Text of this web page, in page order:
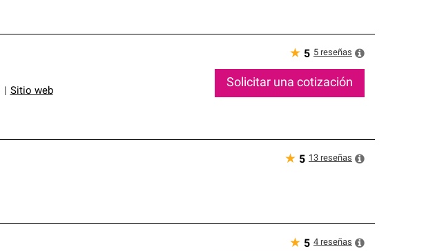
Sitio web
★ 5 5 reseñas
Solicitar una cotización
★ 5 13 reseñas
★ 5 4 reseñas